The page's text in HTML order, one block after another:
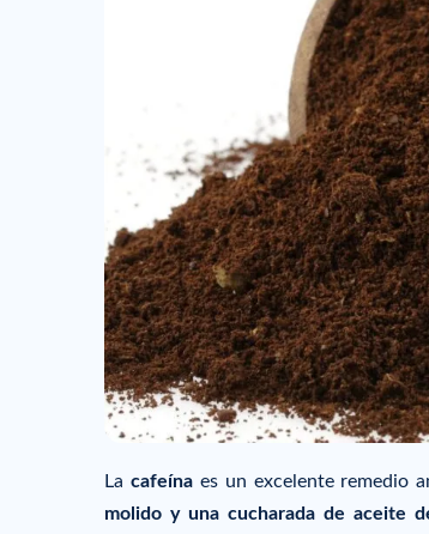
La cafeínaes un excelente remedio
molido y una cucharada de aceite